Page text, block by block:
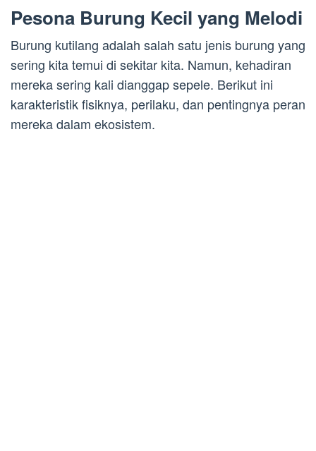
Pesona Burung Kecil yang Melodi
Burung kutilang adalah salah satu jenis burung yang
sering kita temui di sekitar kita. Namun, kehadiran
mereka sering kali dianggap sepele. Berikut ini
karakteristik fisiknya, perilaku, dan pentingnya peran
mereka dalam ekosistem.